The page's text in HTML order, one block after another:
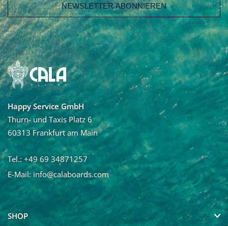
E-Mail Adresse
Vorname
Nachname
Ja, ich möchte den Newsletter von Calaboards erhalten
und regelmäßig mit Neuigkeiten und über Angebote
informiert werden. Die Abmeldung vom Newsletter ist
jederzeit möglich.
Happy Service GmbH
Thurn- und Taxis Platz 6
60313 Frankfurt am Main
Tel.: +49 69 34871257
E-Mail: info@calaboards.com
SHOP